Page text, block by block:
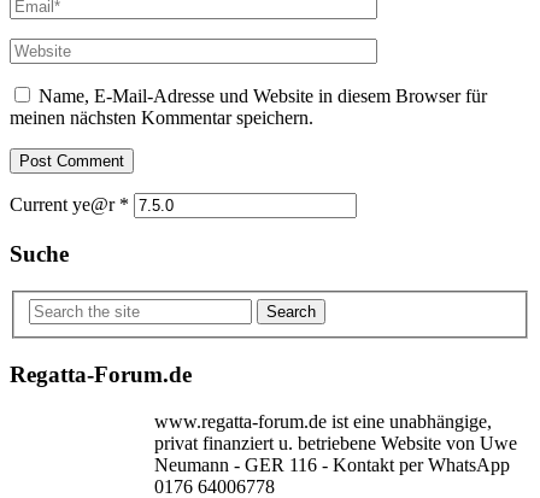
Name, E-Mail-Adresse und Website in diesem Browser für
meinen nächsten Kommentar speichern.
Current ye@r *
Suche
Search
Regatta-Forum.de
www.regatta-forum.de ist eine unabhängige,
privat finanziert u. betriebene Website von Uwe
Neumann - GER 116 - Kontakt per WhatsApp
0176 64006778